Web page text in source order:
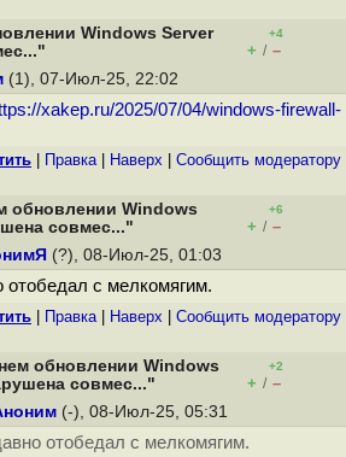
Windows Server
+4
+ / –
(1), 07-Июл-25, 22:02
xakep.ru/2025/07/04/windows-firewall-
Правка| Наверх Cообщить модератору
обновлении Windows
совмес..."
+6
+ / –
(?), 08-Июл-25, 01:03
отобедал с мелкомягим.
Правка| Наверх Cообщить модератору
обновлении Windows
совмес..."
+2
+ / –
(-), 08-Июл-25, 05:31
отобедал с мелкомягим.